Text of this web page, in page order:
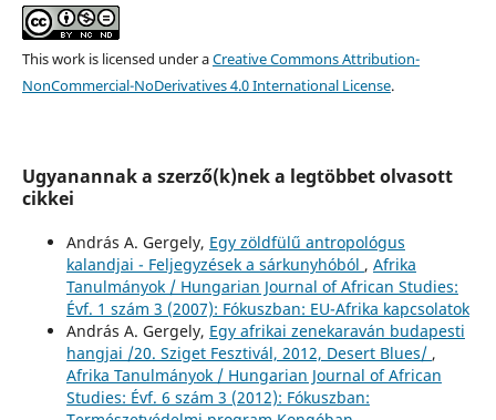
This work is licensed under aCreative Commons Attribution-
NonCommercial-NoDerivatives 4.0 International License.
Ugyanannak a szerző(k)nek a legtöbbet olvasott
cikkei
András A. Gergely, Egy zöldfülű antropológus
kalandjai - Feljegyzések a sárkunyhóból , Afrika
Tanulmányok / Hungarian Journal of African Studies:
Évf. 1 szám 3 (2007): Fókuszban: EU-Afrika kapcsolatok
András A. Gergely, Egy afrikai zenekaraván budapesti
hangjai /20. Sziget Fesztivál, 2012, Desert Blues/ ,
Afrika Tanulmányok / Hungarian Journal of African
Studies: Évf. 6 szám 3 (2012): Fókuszban: